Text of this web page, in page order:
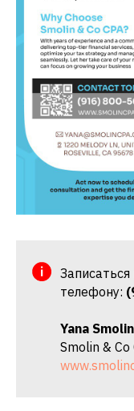
телефону:
Yana Smolin
Smolin & Co